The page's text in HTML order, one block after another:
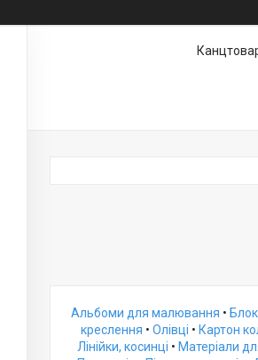
Альбоми для малювання •
креслення • Олівці • Картон
Лінійки, косинці • Матеріали